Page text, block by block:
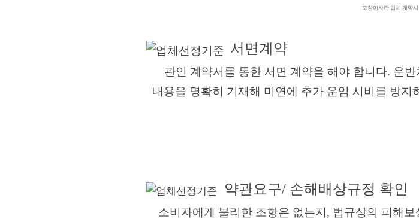
포장이사란 업체 계약
서면계약
관인 계약서를 통한 서면 계약을 해야 합니다. 운반
내용을 명확히 기재해 미연에 추가 운임 시비를 방지
약관요구/ 손해배상규정 확인
소비자에게 불리한 조항은 없는지, 법규상의 피해